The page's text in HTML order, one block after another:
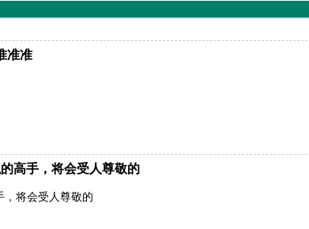
准准
高手，将会受人尊敬的
，将会受人尊敬的